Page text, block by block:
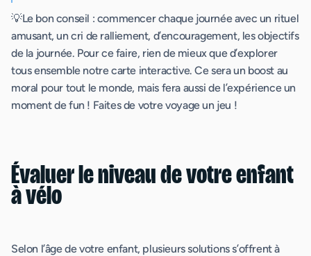
💡Le bon conseil : commencer chaque journée avec un rituel
amusant, un cri de ralliement, d’encouragement, les objectifs
de la journée. Pour ce faire, rien de mieux que d’explorer
tous ensemble notre carte interactive. Ce sera un boost au
moral pour tout le monde, mais fera aussi de l’expérience un
moment de fun ! Faites de votre voyage un jeu !
Évaluer le niveau de votre enfant
à vélo
Selon l’âge de votre enfant, plusieurs solutions s’offrent à